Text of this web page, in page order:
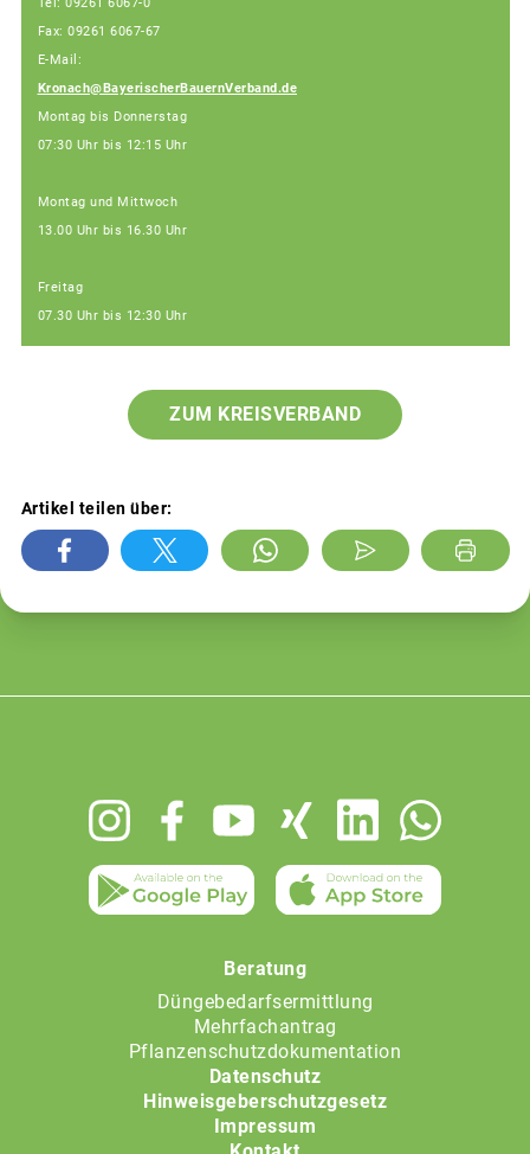
Fax: 09261 6067-67
E-Mail:
Kronach@BayerischerBauernVerband.de
Montag bis Donnerstag
07:30 Uhr bis 12:15 Uhr
Montag und Mittwoch
13.00 Uhr bis 16.30 Uhr
Freitag
07.30 Uhr bis 12:30 Uhr
ZUM KREISVERBAND
Artikel teilen über:
Beratung
Düngebedarfsermittlung
Mehrfachantrag
Pflanzenschutzdokumentation
Datenschutz
Hinweisgeberschutzgesetz
Impressum